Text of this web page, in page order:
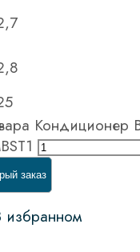
Кондиционер
заказ
избранном